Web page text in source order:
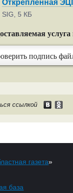
Открепленная
SIG, 5 КБ
подпись
ссылкой
газета»
база